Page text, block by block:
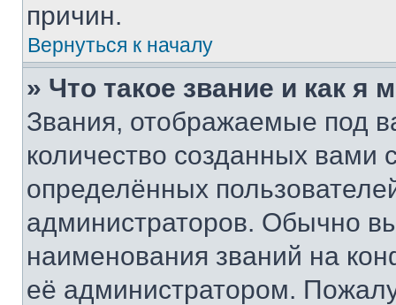
причин.
Вернуться к началу
» Что такое звание и как я
Звания, отображаемые под
количество созданных
определённых
администраторов. Обычно
наименования званий на
её администратором.